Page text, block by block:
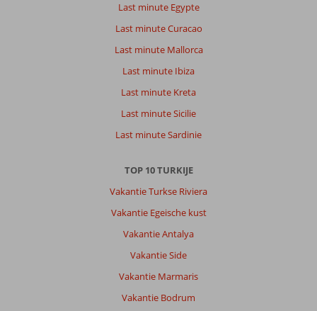
Last minute Egypte
Last minute Curacao
Last minute Mallorca
Last minute Ibiza
Last minute Kreta
Last minute Sicilie
Last minute Sardinie
TOP 10 TURKIJE
Vakantie Turkse Riviera
Vakantie Egeische kust
Vakantie Antalya
Vakantie Side
Vakantie Marmaris
Vakantie Bodrum